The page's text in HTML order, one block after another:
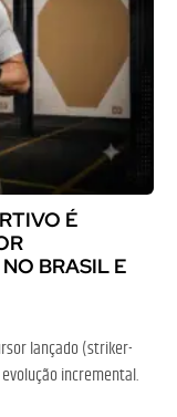
É
BRASIL E
lançado (striker-
incremental.